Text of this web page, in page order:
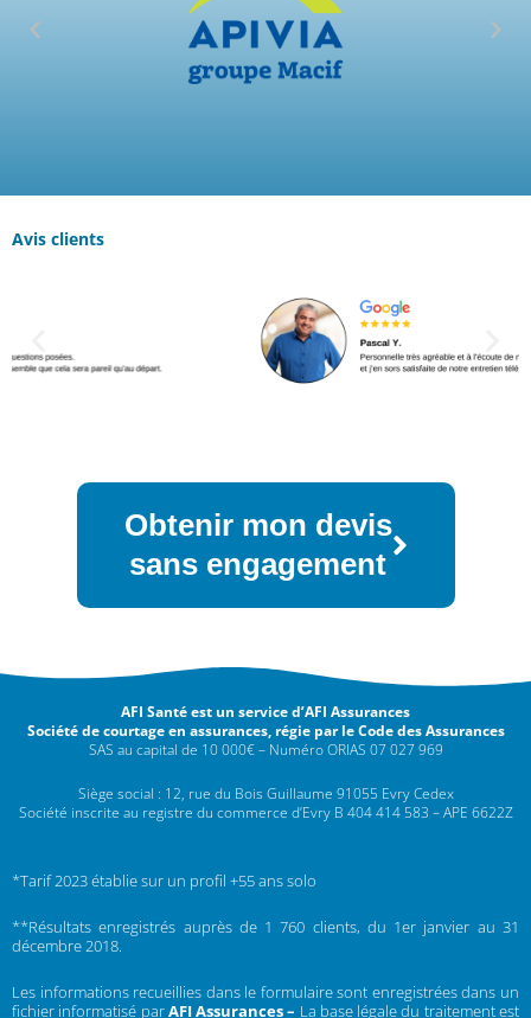
Avis clients
Obtenir mon devis
sans engagement
AFI Santé est un service d’AFI Assurances
Société de courtage en assurances, régie par le Code des Assurances
SAS au capital de 10 000€ – Numéro ORIAS 07 027 969
Siège social : 12, rue du Bois Guillaume 91055 Evry Cedex
Société inscrite au registre du commerce d’Evry B 404 414 583 – APE 6622Z
*Tarif 2023 établie sur un profil +55 ans solo
**Résultats enregistrés auprès de 1 760 clients, du 1er janvier au 31
décembre 2018.
Les informations recueillies dans le formulaire sont enregistrées dans un
fichier informatisé parAFI Assurances – La base légale du traitement est